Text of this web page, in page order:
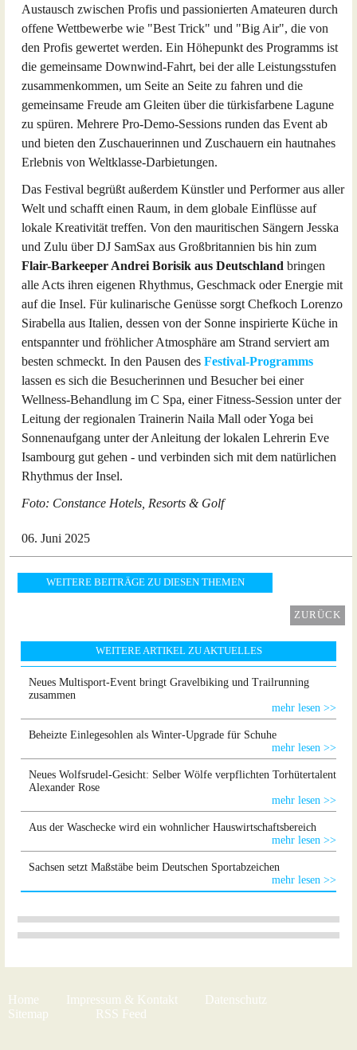
Austausch zwischen Profis und passionierten Amateuren durch
offene Wettbewerbe wie "Best Trick" und "Big Air", die von
den Profis gewertet werden. Ein Höhepunkt des Programms ist
die gemeinsame Downwind-Fahrt, bei der alle Leistungsstufen
zusammenkommen, um Seite an Seite zu fahren und die
gemeinsame Freude am Gleiten über die türkisfarbene Lagune
zu spüren. Mehrere Pro-Demo-Sessions runden das Event ab
und bieten den Zuschauerinnen und Zuschauern ein hautnahes
Erlebnis von Weltklasse-Darbietungen.
Das Festival begrüßt außerdem Künstler und Performer aus aller
Welt und schafft einen Raum, in dem globale Einflüsse auf
lokale Kreativität treffen. Von den mauritischen Sängern Jesska
und Zulu über DJ SamSax aus Großbritannien bis hin zum
Flair-Barkeeper Andrei Borisik aus Deutschland bringen
alle Acts ihren eigenen Rhythmus, Geschmack oder Energie mit
auf die Insel. Für kulinarische Genüsse sorgt Chefkoch Lorenzo
Sirabella aus Italien, dessen von der Sonne inspirierte Küche in
entspannter und fröhlicher Atmosphäre am Strand serviert am
besten schmeckt. In den Pausen des Festival-Programms
lassen es sich die Besucherinnen und Besucher bei einer
Wellness-Behandlung im C Spa, einer Fitness-Session unter der
Leitung der regionalen Trainerin Naila Mall oder Yoga bei
Sonnenaufgang unter der Anleitung der lokalen Lehrerin Eve
Isambourg gut gehen - und verbinden sich mit dem natürlichen
Rhythmus der Insel.
Foto: Constance Hotels, Resorts & Golf
06. Juni 2025
WEITERE BEITRÄGE ZU DIESEN THEMEN
ZURÜCK
WEITERE ARTIKEL ZU AKTUELLES
Neues Multisport-Event bringt Gravelbiking und Trailrunning
zusammen
mehr lesen >>
Beheizte Einlegesohlen als Winter-Upgrade für Schuhe
mehr lesen >>
Neues Wolfsrudel-Gesicht: Selber Wölfe verpflichten Torhütertalent
Alexander Rose
mehr lesen >>
Aus der Waschecke wird ein wohnlicher Hauswirtschaftsbereich
mehr lesen >>
Sachsen setzt Maßstäbe beim Deutschen Sportabzeichen
mehr lesen >>
Home Impressum & Kontakt
Datenschutz
Sitemap
RSS Feed